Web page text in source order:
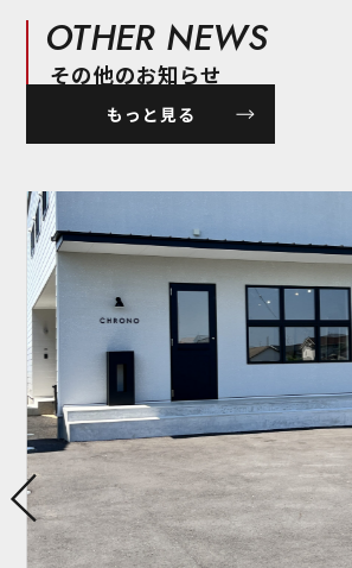
OTHER NEWS
その他のお知らせ
もっと見る